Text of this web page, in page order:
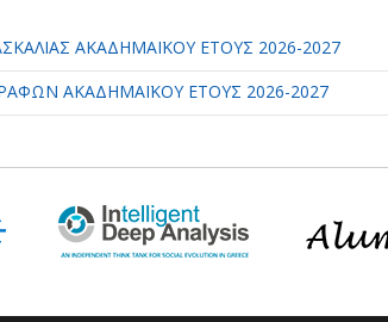
ΑΚΑΔΗΜΑΪΚΟΥ ΕΤΟΥΣ 2026-2027
ΑΚΑΔΗΜΑΪΚΟΥ ΕΤΟΥΣ 2026-2027